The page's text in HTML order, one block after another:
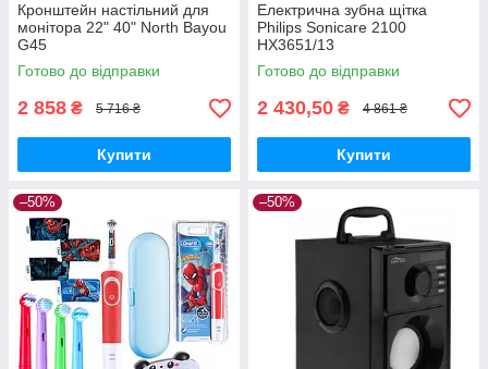
Кронштейн настільний для
монітора 22" 40" North Bayou
G45
Готово до відправки
2 858 ₴ 5 716 ₴
Купити
Електрична зубна щітка
Philips Sonicare 2100
HX3651/13
Готово до відправки
2 430,50 ₴ 4 861 ₴
Купити
–50% –50%